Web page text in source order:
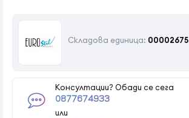
Складова единица: 00002675
Консултации? Обади се сега
0877674933
или